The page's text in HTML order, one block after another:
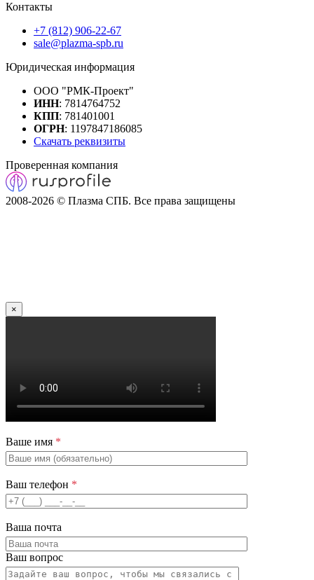
Контакты
+7 (812) 906-22-67
sale@plazma-spb.ru
Юридическая информация
ООО "РМК-Проект"
ИНН: 7814764752
КПП: 781401001
ОГРН: 1197847186085
Скачать реквизиты
Проверенная компания
2008-2026 © Плазма СПБ. Все права защищены
×
Ваше имя *
Ваш телефон *
Ваша почта
Ваш вопрос